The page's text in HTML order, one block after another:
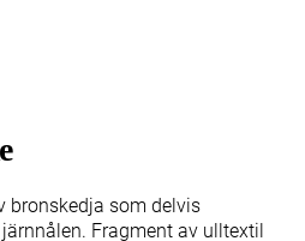
bronskedja som delvis
Fragment av ulltextil